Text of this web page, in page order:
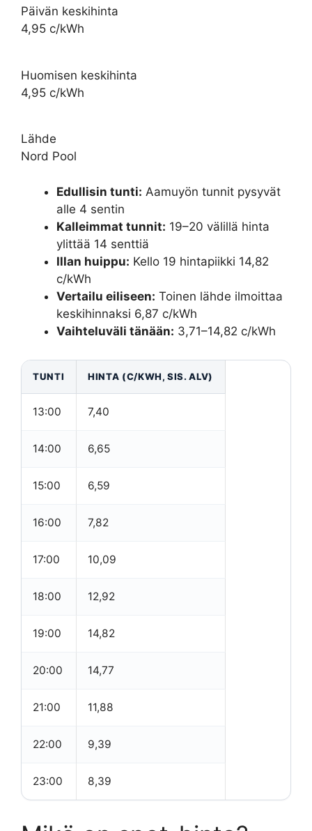
Päivän keskihinta
4,95 c/kWh
Huomisen keskihinta
4,95 c/kWh
Lähde
Nord Pool
Edullisin tunti: Aamuyön tunnit pysyvät
alle 4 sentin
Kalleimmat tunnit: 19–20 välillä hinta
ylittää 14 senttiä
Illan huippu: Kello 19 hintapiikki 14,82
c/kWh
Vertailu eiliseen: Toinen lähde ilmoittaa
keskihinnaksi 6,87 c/kWh
Vaihteluväli tänään: 3,71–14,82 c/kWh
TUNTI HINTA (C/KWH, SIS. ALV)
13:00 7,40
14:00 6,65
15:00 6,59
16:00 7,82
17:00 10,09
18:00 12,92
19:00 14,82
20:00 14,77
21:00 11,88
22:00 9,39
23:00 8,39